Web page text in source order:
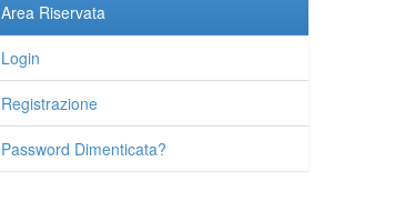
Area Riservata
Login
Registrazione
Password Dimenticata?